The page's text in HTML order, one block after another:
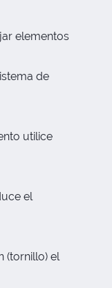
elementos
de
utilice
el
(tornillo) el